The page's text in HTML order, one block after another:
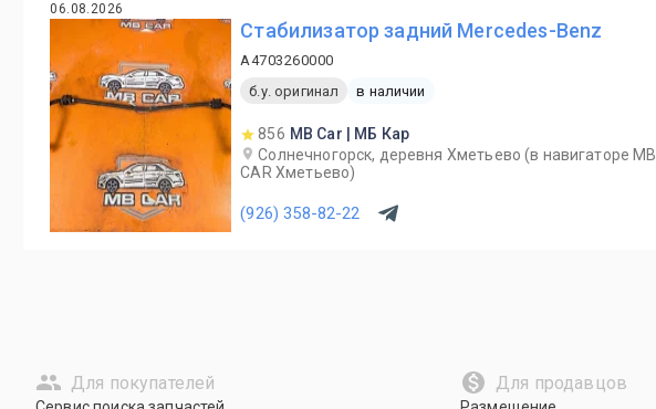
06.08.2026
Стабилизатор задний Mercedes-Benz
A4703260000
б.у. оригинал
в наличии
856 MB Car | МБ Кар
Солнечногорск, деревня Хметьево (в навигаторе MB
CAR Хметьево)
(926) 358-82-22
Для покупателей Для продавцов